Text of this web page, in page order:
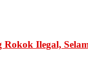
Ilegal,